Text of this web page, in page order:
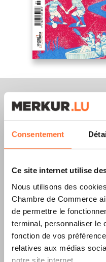
Consentement
Ce site internet utilise
Nous utilisons des
Chambre de Commerce
de permettre le
terminal, personnaliser le
fonction de vos
relatives aux médias
notre site internet.
LIRE LA